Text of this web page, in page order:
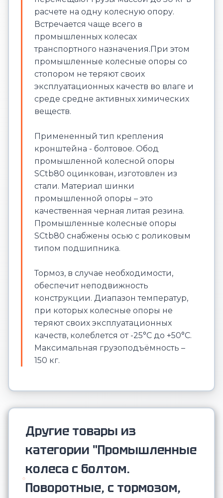
расчете на одну колесную опору.
Встречается чаще всего в
промышленных колесах
транспортного назначения.При этом
промышленные колесные опоры со
стопором не теряют своих
эксплуатационных качеств во влаге и
среде средне активных химических
веществ.
Примененный тип крепления
кронштейна - болтовое. Обод
промышленной колесной опоры
SСtb80 оцинкован, изготовлен из
стали. Материал шинки
промышленной опоры – это
качественная черная литая резина.
Промышленные колесные опоры
SСtb80 снабжены осью с роликовым
типом подшипника.
Тормоз, в случае необходимости,
обеспечит неподвижность
конструкции. Диапазон температур,
при которых колесные опоры не
теряют своих эксплуатационных
качеств, колеблется от -25°С до +50°С.
Максимальная грузоподъёмность –
150 кг.
Другие товары из
категории "Промышленные
колеса с болтом.
Поворотные, с тормозом,